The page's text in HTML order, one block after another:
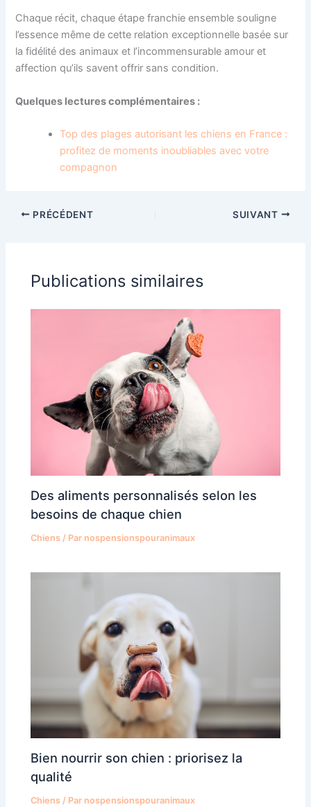
Chaque récit, chaque étape franchie ensemble souligne
l’essence même de cette relation exceptionnelle basée sur
la fidélité des animaux et l’incommensurable amour et
affection qu’ils savent offrir sans condition.
Quelques lectures complémentaires :
Top des plages autorisant les chiens en France :
profitez de moments inoubliables avec votre
compagnon
PRÉCÉDENT SUIVANT
Publications similaires
Des aliments personnalisés selon les
besoins de chaque chien
Chiens / Par nospensionspouranimaux
Bien nourrir son chien : priorisez la
qualité
Chiens / Par nospensionspouranimaux